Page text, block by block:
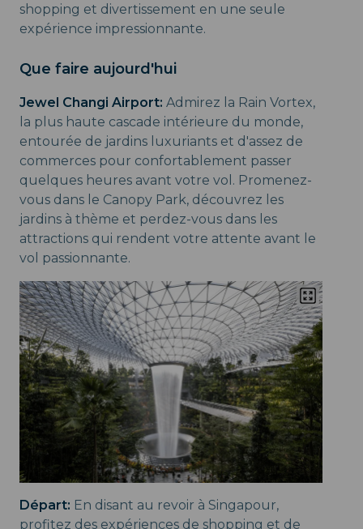
shopping et divertissement en une seule
expérience impressionnante.
Que faire aujourd'hui
Jewel Changi Airport: Admirez la Rain Vortex,
la plus haute cascade intérieure du monde,
entourée de jardins luxuriants et d'assez de
commerces pour confortablement passer
quelques heures avant votre vol. Promenez-
vous dans le Canopy Park, découvrez les
jardins à thème et perdez-vous dans les
attractions qui rendent votre attente avant le
vol passionnante.
Départ: En disant au revoir à Singapour,
profitez des expériences de shopping et de